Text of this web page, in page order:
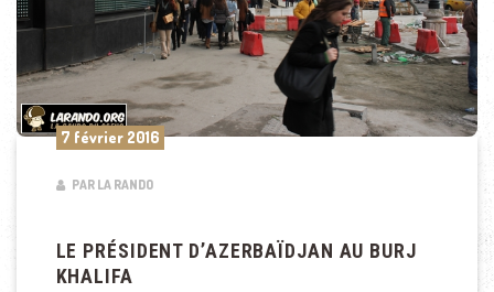
7 février 2016
PAR LA RANDO
LE PRÉSIDENT D’AZERBAÏDJAN AU BURJ
KHALIFA